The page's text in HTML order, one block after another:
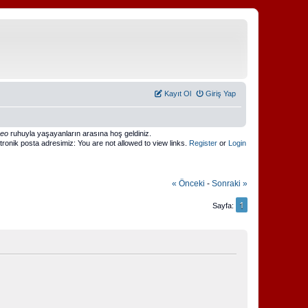
Giriş Yap
Kayıt Ol
ruhuyla yaşayanların arasına hoş geldiniz.
posta adresimiz: You are not allowed to view links. Register or Login
« Önceki - Sonraki »
Sayfa 1